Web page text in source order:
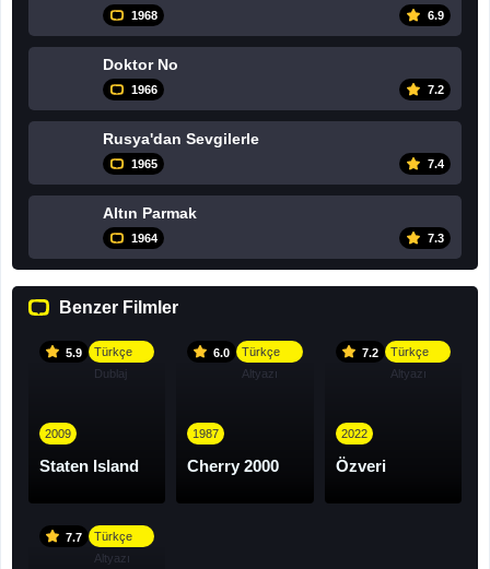
1968 6.9
Doktor No
1966 7.2
Rusya'dan Sevgilerle
1965 7.4
Altın Parmak
1964 7.3
Benzer Filmler
5.9
Türkçe
Dublaj
2009
Staten Island
6.0
Türkçe
Altyazı
1987
Cherry 2000
7.2
Türkçe
Altyazı
2022
Özveri
7.7
Türkçe
Altyazı